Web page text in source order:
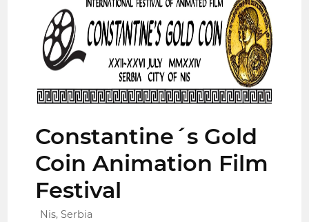
Constantine´s Gold
Coin Animation Film
Festival
Nis, Serbia